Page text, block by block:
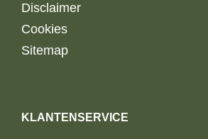
Disclaimer
Cookies
Sitemap
KLANTENSERVICE